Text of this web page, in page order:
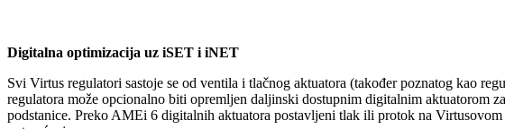
Digitalna optimizacija uz iSET i iNET
Svi Virtus regulatori sastoje se od ventila i tlačnog aktuatora (također poznatog kao
regulatora može opcionalno biti opremljen daljinski dostupnim digitalnim
podstanice. Preko AMEi 6 digitalnih aktuatora postavljeni tlak ili protok na